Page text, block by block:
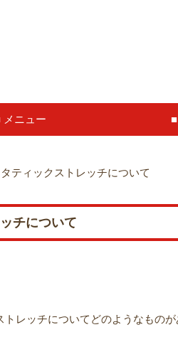
メニュー
ティックストレッチについて
チについて
レッチについてどのようなものが